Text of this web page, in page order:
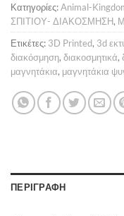
Κατηγορίες:Animal-
ΣΠΙΤΙΟΥ- ΔΙΑΚΟΣΜΗΣΗ,
Ετικέτες: 3D Printed, 3d
διακόσμηση, διακοσμητικά,
μαγνητάκια, μαγνητάκια
ΠΕΡΙΓΡΑΦΉ